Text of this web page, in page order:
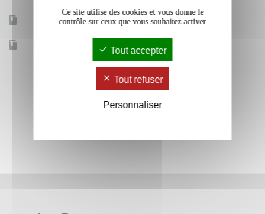
Mobilité d'études Oui
Accessible à distance
Ce site utilise des cookies et vous donne le
contrôle sur ceux que vous souhaitez activer
Tout accepter
Tout refuser
Personnaliser